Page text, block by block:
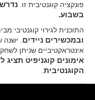
פונקציה קוגנטיבית זו.
בשבוע.
התוכנית לגירוי קוגנטיבי
ובמכשירים ניידים .
אינטראקטיביים שניתן
אימונים קוגניפיט
הקוגנטיבית